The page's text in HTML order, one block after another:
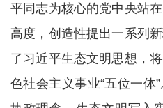
平同志为核心的党中央站
高度，创造性提出一系列
了习近平生态文明思想，
色社会主义事业“五位一体